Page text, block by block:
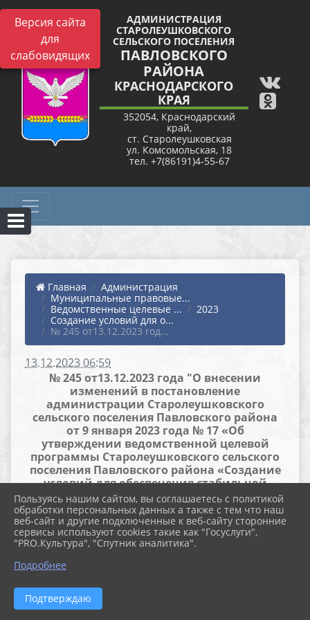
Версия сайта
для
слабовидящих
АДМИНИСТРАЦИЯ
СТАРОЛЕУШКОВСКОГО
СЕЛЬСКОГО ПОСЕЛЕНИЯ
ПАВЛОВСКОГО
РАЙОНА
КРАСНОДАРСКОГО
КРАЯ
352054, Краснодарский
край,
ст. Старолеушковская
ул. Комсомольская, 18
тел. +7(86191)4-55-67
Главная
Администрация
Муниципальные правовые...
Ведомственные целевые ...
2023
Создание условий для о...
№ 245 от13.12.2023 год...
13.12.2023 06:59
№ 245 от13.12.2023 года "О внесении
изменений в постановление
администрации Старолеушковского
сельского поселения Павловского района
от 9 января 2023 года № 17 «Об
утверждении ведомственной целевой
программы Старолеушковского сельского
поселения Павловского района «Создание
условий для обеспечения стабильной
деятельности и укрепления материально-
технической базы администрации
Старолеушковского сельского поселения
Павловского района в 2023 году»"
Файлы
Пользуясь нашим сайтом, вы соглашаетесь с политикой
обработки персональных данных а также с тем что наш
веб-сайт и другие подключенные к веб-сайту сторонние
сервисы используют cookies такие как "Госуслуги",
"PRO.Культура", "Спутник аналитика".
Подробнее
Подтверждаю